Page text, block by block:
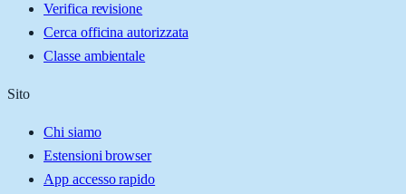
Verifica revisione
Cerca officina autorizzata
Classe ambientale
Sito
Chi siamo
Estensioni browser
App accesso rapido